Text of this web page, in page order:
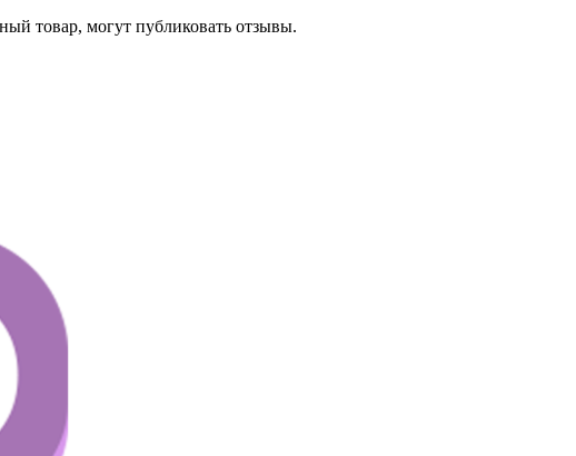
товар, могут публиковать отзывы.